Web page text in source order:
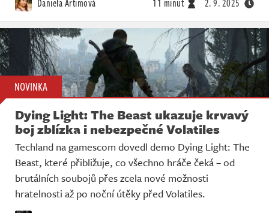
Daniela Artimová 11 minut 2. 9. 2025
NOVINKA
Dying Light: The Beast ukazuje krvavý
boj zblízka i nebezpečné Volatiles
Techland na gamescom dovedl demo Dying Light: The
Beast, které přibližuje, co všechno hráče čeká – od
brutálních soubojů přes zcela nové možnosti
hratelnosti až po noční útěky před Volatiles.